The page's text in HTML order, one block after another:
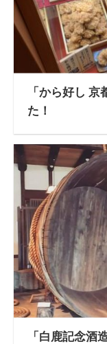
「から好し
た！
「白鹿記念酒